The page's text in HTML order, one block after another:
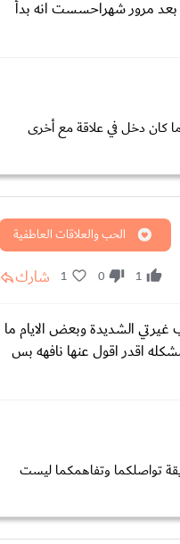
بعد مرور شهراحسست انه بدأ
كان دخل في علاقة مع أخرى
الحب والعلاقات العاطفية
1
0
1 شارك
غيرتي الشديدة وبعض الايام ما
اقدر اقول عنها نافهه بس
تواصلكما وتفاهمكما ليست